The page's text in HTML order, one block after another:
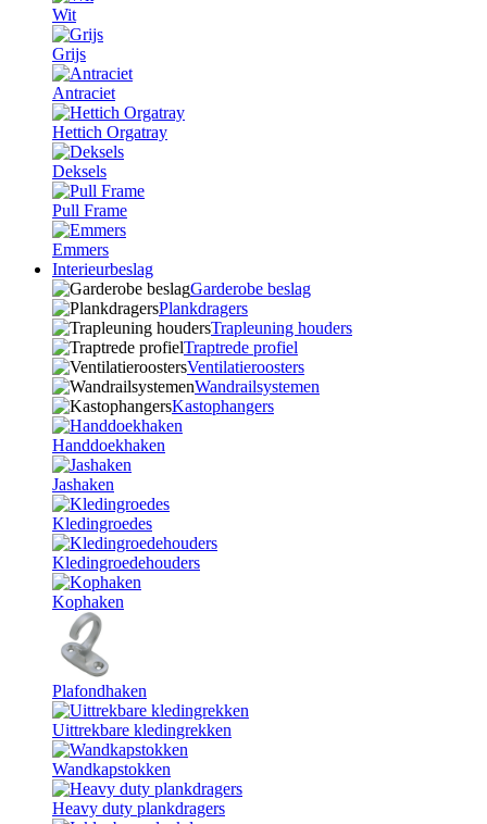
Wit
Grijs
Antraciet
Hettich Orgatray
Deksels
Pull Frame
Emmers
Interieurbeslag
Garderobe beslag
Plankdragers
Trapleuning houders
Traptrede profiel
Ventilatieroosters
Wandrailsystemen
Kastophangers
Handdoekhaken
Jashaken
Kledingroedes
Kledingroedehouders
Kophaken
Plafondhaken
Uittrekbare kledingrekken
Wandkapstokken
Heavy duty plankdragers